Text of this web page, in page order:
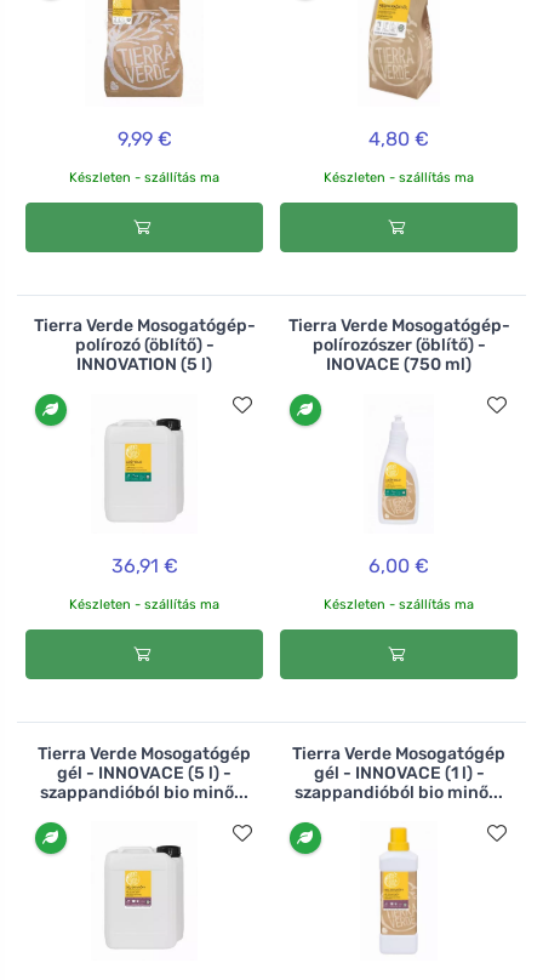
9,99 €
Készleten - szállítás ma
4,80 €
Készleten - szállítás ma
Tierra Verde Mosogatógép-
polírozó (öblítő) -
INNOVATION (5 l)
36,91 €
Készleten - szállítás ma
Tierra Verde Mosogatógép-
polírozószer (öblítő) -
INOVACE (750 ml)
6,00 €
Készleten - szállítás ma
Tierra Verde Mosogatógép
gél - INNOVACE (5 l) -
szappandióból bio minő...
Tierra Verde Mosogatógép
gél - INNOVACE (1 l) -
szappandióból bio minő...